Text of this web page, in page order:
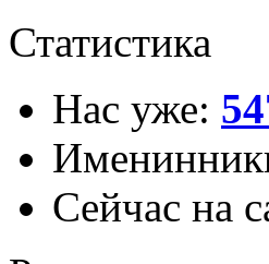
Статистика
Нас уже:
Сейчас на